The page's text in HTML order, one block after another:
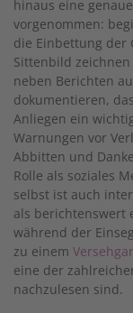
hinaus eine
vorgenommen:
die Einbettung der
Sittenbild
neben Berichten
dokumentieren,
Anliegen ein
Warnungen vor
Abbitten und
Rolle als soziales
selbst ist auch
als berichtenswert
während der
zu einem
eine der
nachzulesen sind.